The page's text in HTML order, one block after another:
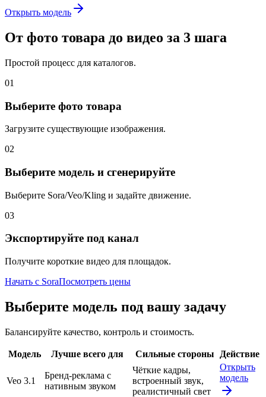
Открыть модель
От фото товара до видео за 3 шага
Простой процесс для каталогов.
01
Выберите фото товара
Загрузите существующие изображения.
02
Выберите модель и сгенерируйте
Выберите Sora/Veo/Kling и задайте движение.
03
Экспортируйте под канал
Получите короткие видео для площадок.
Начать с SoraПосмотреть цены
Выберите модель под вашу задачу
Балансируйте качество, контроль и стоимость.
Модель Лучше всего для Сильные стороны Действие
Veo 3.1
Бренд‑реклама с
нативным звуком
Чёткие кадры,
встроенный звук,
реалистичный свет
Открыть
модель